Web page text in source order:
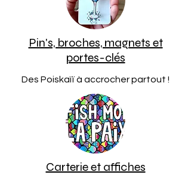
Pin's, broches, magnets et
portes-clés
Des Poiskaïï à accrocher partout !
Carterie et affiches